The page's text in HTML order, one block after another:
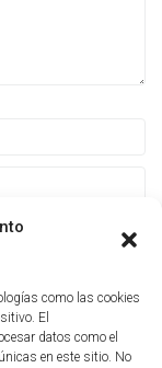
como las cookies
El
datos como el
en este sitio. No
en este